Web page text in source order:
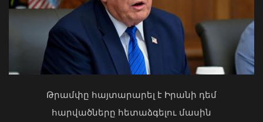
վերադառնալ․ օգնության են հասել
փրկարարները
09 Օգոստոս, 2026 12:14
Կաթողիկոսը պետք է օրենքի առաջ
կանգնի, եթե հանցանք է գործել, կամ
արտաքին ազդեցության գործակալ
դարձել. աստվածաբան
Թրամփը հայտարարել է Իրանի դեմ
հարվածները հետաձգելու մասին